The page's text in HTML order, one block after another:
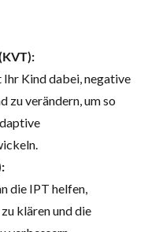
Kind dabei, negative
zu verändern, um so
die IPT helfen,
klären und die